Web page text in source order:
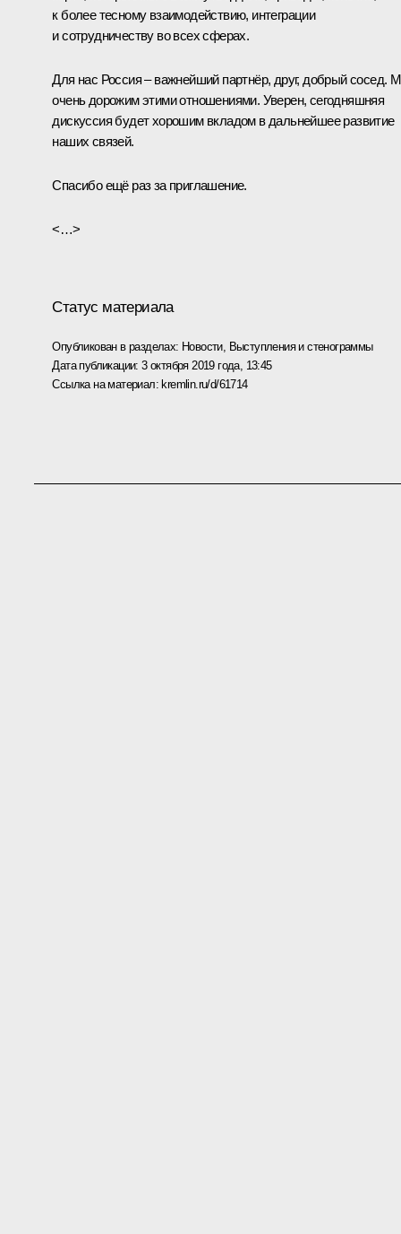
к более тесному взаимодействию, интеграции
и сотрудничеству во всех сферах.
Для нас Россия – важнейший партнёр, друг, добрый сосед.
очень дорожим этими отношениями. Уверен, сегодняшняя
дискуссия будет хорошим вкладом в дальнейшее развитие
наших связей.
Спасибо ещё раз за приглашение.
<…>
Статус материала
Опубликован в разделах: Новости, Выступления и стенограммы
Дата публикации:3 октября 2019 года, 13:45
Ссылка на материал: kremlin.ru/d/61714